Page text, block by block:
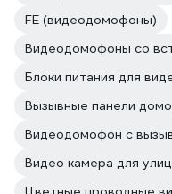
FE (видеодомофоны)
Видеодомофоны со
Блоки питания для
Вызывные панели
Видеодомофон с
Видео камера для